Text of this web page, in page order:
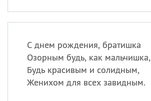
С днем рождения, братишка
Озорным будь, как мальчишка,
Будь красивым и солидным,
Женихом для всех завидным.